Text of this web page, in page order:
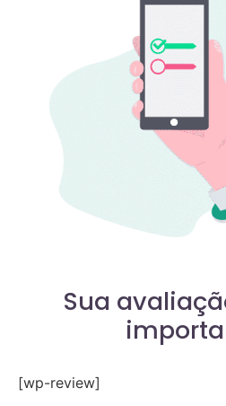
Sua
[wp-review]